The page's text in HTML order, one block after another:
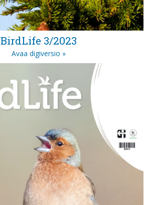
BirdLife 3/2023
Avaa digiversio »